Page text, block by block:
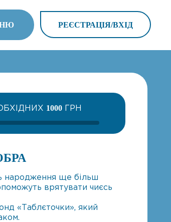
РЕЄСТРАЦІЯ/ВХIД
1000 ГРН
народження ще більш
врятувати чиєсь
«Таблєточки», який